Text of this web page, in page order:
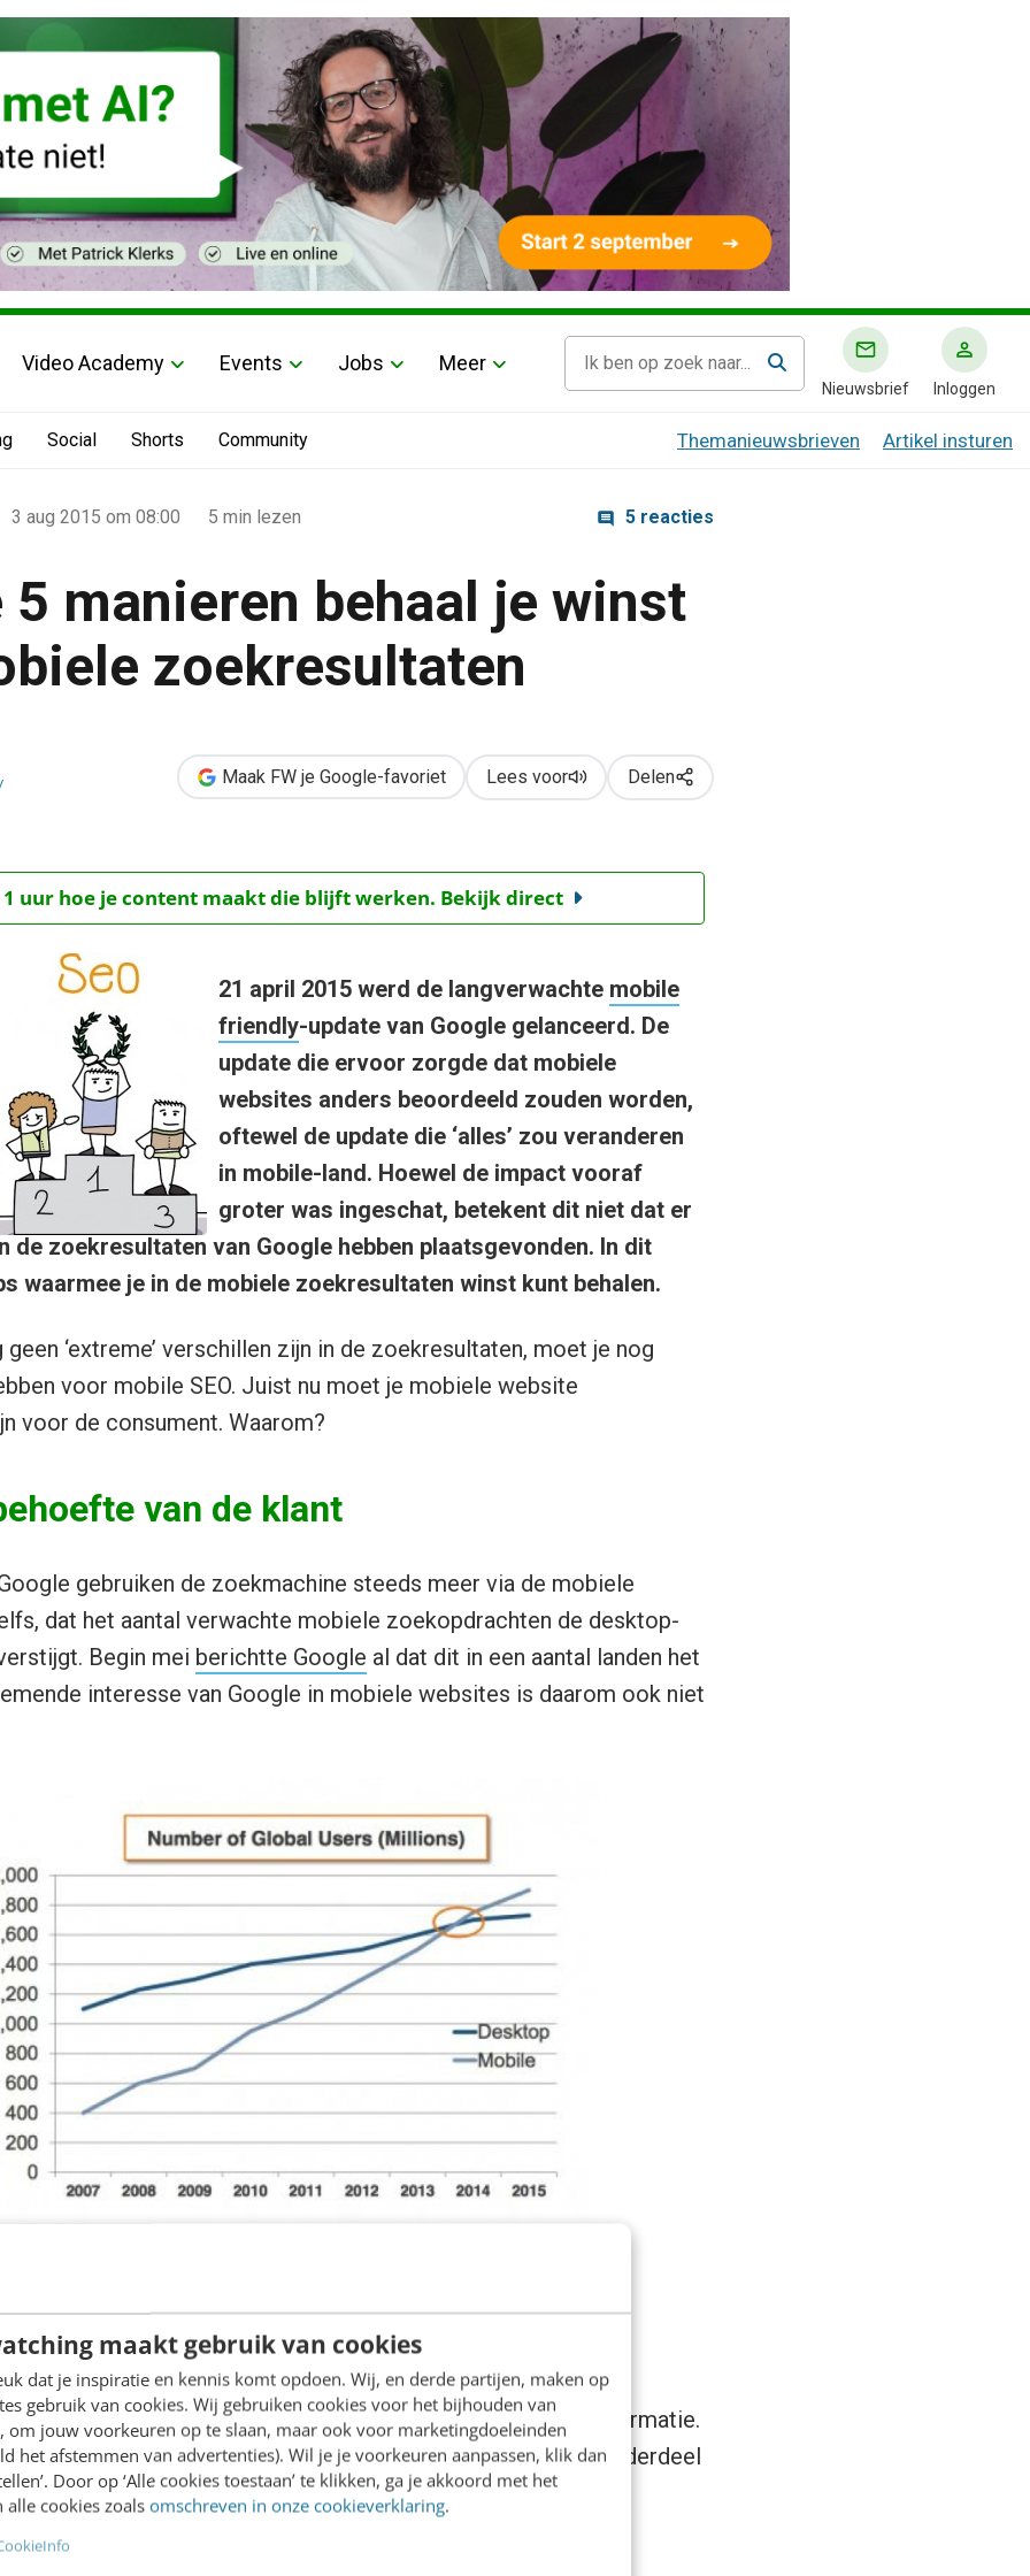
maakt gebruik van cookies
dat je inspiratie en kennis komt opdoen. Wij, en derde partijen, maken op
gebruik van cookies. Wij gebruiken cookies voor het bijhouden van
om jouw voorkeuren op te slaan, maar ook voor marketingdoeleinden
het afstemmen van advertenties). Wil je je voorkeuren aanpassen, klik dan
Door op ‘Alle cookies toestaan’ te klikken, ga je akkoord met het
alle cookies zoalsomschreven in onze cookieverklaring.
Video Academy Events Jobs Meer
Nieuwsbrief Inloggen
Social Shorts Community Themanieuwsbrieven Artikel insturen
3 aug 2015 om 08:00 5 min lezen 5 reacties
5 manieren behaal je winst
zoekresultaten
Maak FW je Google-favoriet Lees voor Delen
1 uur hoe je content maakt die blijft werken. Bekijk direct
21 april 2015 werd de langverwachte mobile
friendly-update van Google gelanceerd. De
update die ervoor zorgde dat mobiele
websites anders beoordeeld zouden worden,
oftewel de update die ‘alles’ zou veranderen
in mobile-land. Hoewel de impact vooraf
groter was ingeschat, betekent dit niet dat er
de zoekresultaten van Google hebben plaatsgevonden. In dit
waarmee je in de mobiele zoekresultaten winst kunt behalen.
geen ‘extreme’ verschillen zijn in de zoekresultaten, moet je nog
voor mobile SEO. Juist nu moet je mobiele website
voor de consument. Waarom?
van de klant
gebruiken de zoekmachine steeds meer via de mobiele
dat het aantal verwachte mobiele zoekopdrachten de desktop-
Begin mei berichtte Google al dat dit in een aantal landen het
interesse van Google in mobiele websites is daarom ook niet
journey
de mobiele telefoon voor het zoeken naar relevante informatie.
vindbaarheid, oftewel mobile SEO, een belangrijk onderdeel
customer journeygeworden.
journey